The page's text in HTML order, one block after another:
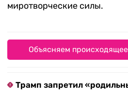
миротворческие силы.
Объясняем
Трамп запретил